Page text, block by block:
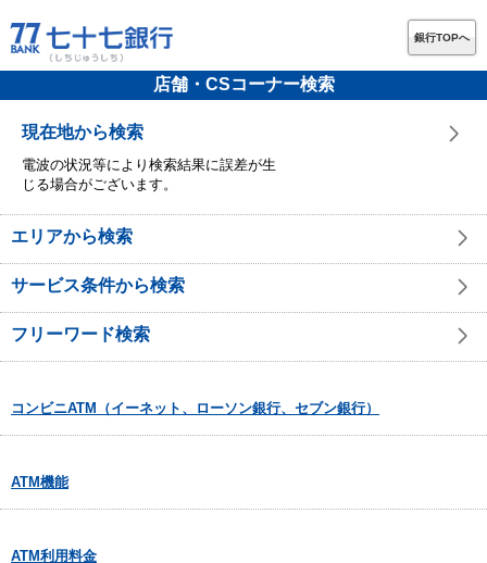
銀行TOPへ
店舗・CSコーナー検索
現在地から検索
電波の状況等により検索結果に誤差が生
じる場合がございます。
エリアから検索
サービス条件から検索
フリーワード検索
コンビニATM（イーネット、ローソン銀行、セブン銀行）
ATM機能
ATM利用料金